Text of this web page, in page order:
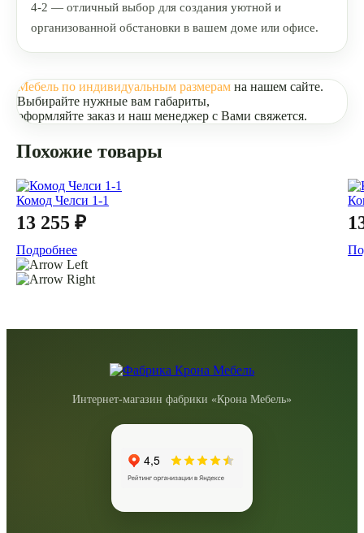
4-2 — отличный выбор для создания уютной и
организованной обстановки в вашем доме или офисе.
Мебель по индивидуальным размерам на нашем сайте.
Выбирайте нужные вам габариты,
оформляйте заказ и наш менеджер с Вами свяжется.
Похожие товары
Комод Челси 1-1
13 255 ₽
Подробнее
Интернет-магазин фабрики «Крона Мебель»